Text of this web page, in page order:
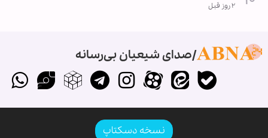
۲ روز قبل
صدای شیعیان بی‌رسانه
نسخه دسکتاپ